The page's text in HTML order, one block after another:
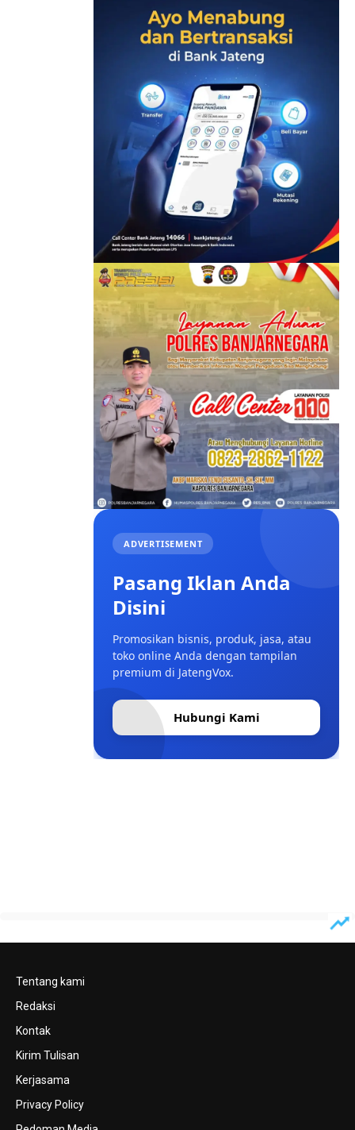
ADVERTISEMENT
Pasang Iklan Anda
Disini
Promosikan bisnis, produk, jasa, atau
toko online Anda dengan tampilan
premium di JatengVox.
Hubungi Kami
Tentang kami
Redaksi
Kontak
Kirim Tulisan
Kerjasama
Privacy Policy